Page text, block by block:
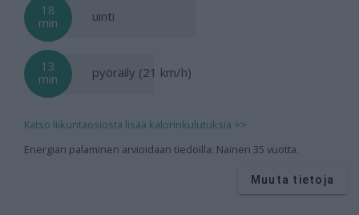
18
min
uinti
13
min
pyöräily (21 km/h)
Katso liikuntaosiosta lisää kalorinkulutuksia >>
Energian palaminen arvioidaan tiedoilla: Nainen 35 vuotta.
Muuta tietoja